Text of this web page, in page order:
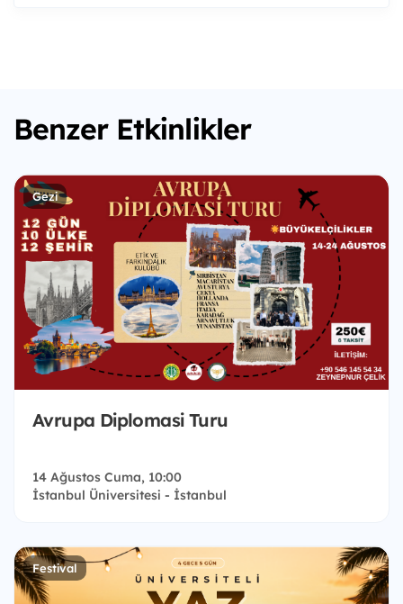
Benzer Etkinlikler
Gezi
Avrupa Diplomasi Turu
14 Ağustos Cuma, 10:00
İstanbul Üniversitesi - İstanbul
Festival